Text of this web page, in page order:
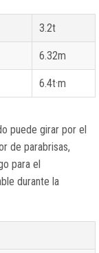
3.2t
6.32m
6.4t·m
puede girar por el
de parabrisas,
para el
durante la